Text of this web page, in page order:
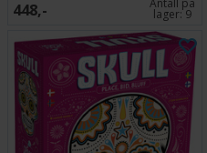
448,- Antall på
lager:9